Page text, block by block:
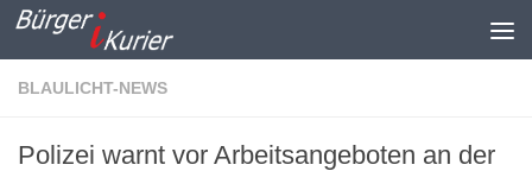
Zum Inhalt springen
BLAULICHT-NEWS
Polizei warnt vor Arbeitsangeboten an der